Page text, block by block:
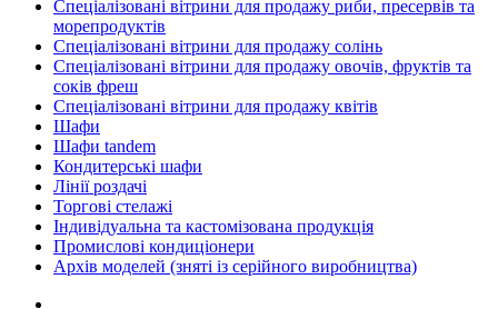
Спеціалізовані вітрини для продажу риби, пресервів та
морепродуктів
Спеціалізовані вітрини для продажу солінь
Спеціалізовані вітрини для продажу овочів, фруктів та
соків фреш
Спеціалізовані вітрини для продажу квітів
Шафи
Шафи tandem
Кондитерські шафи
Лінії роздачі
Торгові стелажі
Індивідуальна та кастомізована продукція
Промислові кондиціонери
Архів моделей (зняті із серійного виробництва)